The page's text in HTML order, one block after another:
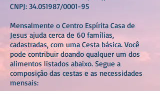
CNPJ: 34.051987/0001-95
Mensalmente o Centro Espírita Casa de
Jesus ajuda cerca de 60 famílias,
cadastradas, com uma Cesta básica. Você
pode contribuir doando qualquer um dos
alimentos listados abaixo. Segue a
composição das cestas e as necessidades
mensais: